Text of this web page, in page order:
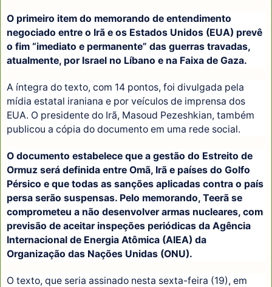
O primeiro item do memorando de entendimento
negociado entre o Irã e os Estados Unidos (EUA) prevê
o fim “imediato e permanente” das guerras travadas,
atualmente, por Israel no Líbano e na Faixa de Gaza.
A íntegra do texto, com 14 pontos, foi divulgada pela
mídia estatal iraniana e por veículos de imprensa dos
EUA. O presidente do Irã, Masoud Pezeshkian, também
publicou a cópia do documento em uma rede social.
O documento estabelece que a gestão do Estreito de
Ormuz será definida entre Omã, Irã e países do Golfo
Pérsico e que todas as sanções aplicadas contra o país
persa serão suspensas. Pelo memorando, Teerã se
comprometeu a não desenvolver armas nucleares, com
previsão de aceitar inspeções periódicas da Agência
Internacional de Energia Atômica (AIEA) da
Organização das Nações Unidas (ONU).
O texto, que seria assinado nesta sexta-feira (19), em